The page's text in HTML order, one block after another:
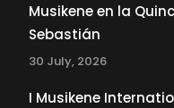
Musikene en la
Sebastián
30 July, 2026
I Musikene